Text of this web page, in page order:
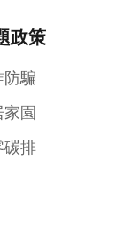
政策
防騙
家園
碳排